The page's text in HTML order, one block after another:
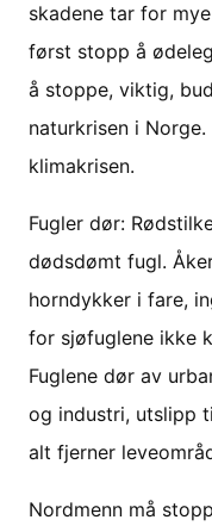
skadene tar for
først stopp å
å stoppe, viktig,
naturkrisen i
klimakrisen.
Fugler dør:
dødsdømt fugl.
horndykker i fare,
for sjøfuglene ikke
Fuglene dør av
og industri, utslipp
alt fjerner
Nordmenn må